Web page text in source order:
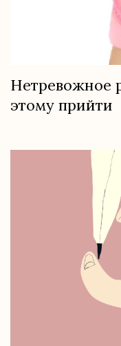
Нетревожное
этому прийти